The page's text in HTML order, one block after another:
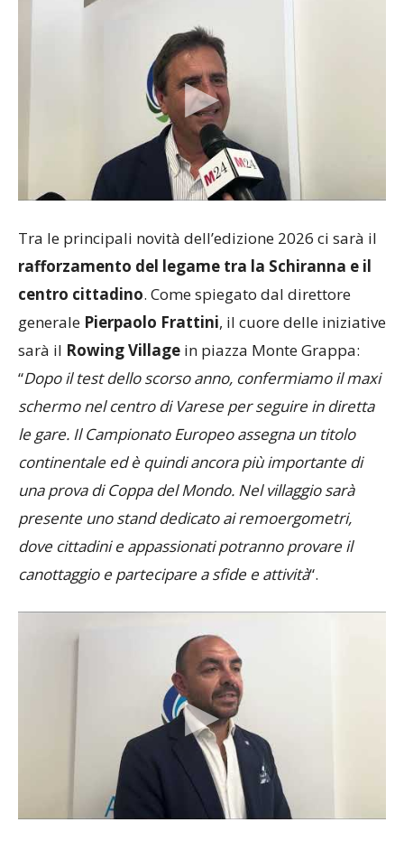
Tra le principali novità dell’edizione 2026 ci sarà il
rafforzamento del legame tra la Schiranna e il
centro cittadino. Come spiegato dal direttore
generalePierpaolo Frattini, il cuore delle iniziative
sarà ilRowing Villagein piazza Monte Grappa:
“Dopo il test dello scorso anno, confermiamo il maxi
schermo nel centro di Varese per seguire in diretta
le gare. Il Campionato Europeo assegna un titolo
continentale ed è quindi ancora più importante di
una prova di Coppa del Mondo. Nel villaggio sarà
presente uno stand dedicato ai remoergometri,
dove cittadini e appassionati potranno provare il
canottaggio e partecipare a sfide e attività“.
Sarà inoltre potenziata laFan Zone della